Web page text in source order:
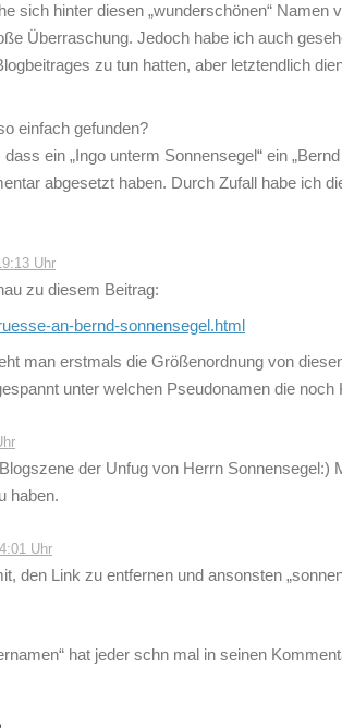
sich hinter diesen „wunderschönen“
Überraschung. Jedoch habe ich auch
zu tun hatten, aber letztendlich
einfach gefunden?
ein „Ingo unterm Sonnensegel“ ein
abgesetzt haben. Durch Zufall habe ich
Uhr
zu diesem Beitrag:
an-bernd-sonnensegel.html
man erstmals die Größenordnung von
unter welchen Pseudonamen die
der Unfug von Herrn Sonnensegel:)
haben.
Uhr
den Link zu entfernen und ansonsten
hat jeder schn mal in seinen